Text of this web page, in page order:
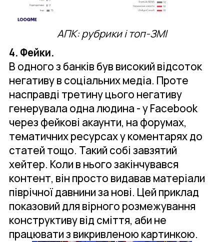
АПК: рубрики і топ-ЗМІ
4. Фейки.
В одного з банків був високий відсоток
негативу в соціальних медіа. Проте
насправді третину цього негативу
генерувала одна людина - у Facebook
через фейкові акаунти, на форумах,
тематичних ресурсах у коментарях до
статей тощо. Такий собі завзятий
хейтер. Коли в нього закінчувався
контент, він просто видавав матеріали
піврічної давнини за нові. Цей приклад
показовий для вірного розмежування
конструктиву від сміття, аби не
працювати з викривленою картинкою.